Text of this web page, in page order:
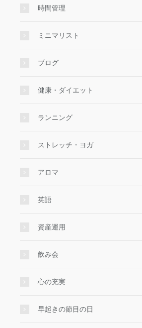
時間管理
ミニマリスト
ブログ
健康・ダイエット
ランニング
ストレッチ・ヨガ
アロマ
英語
資産運用
飲み会
心の充実
早起きの節目の日